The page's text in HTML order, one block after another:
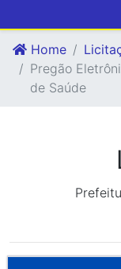
Home
Pregão
de Saúde